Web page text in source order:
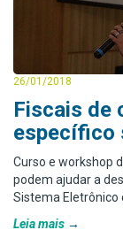
26/01/2018
Fiscais de
específico
Curso e workshop
podem ajudar a
Sistema Eletrônico
Leia mais